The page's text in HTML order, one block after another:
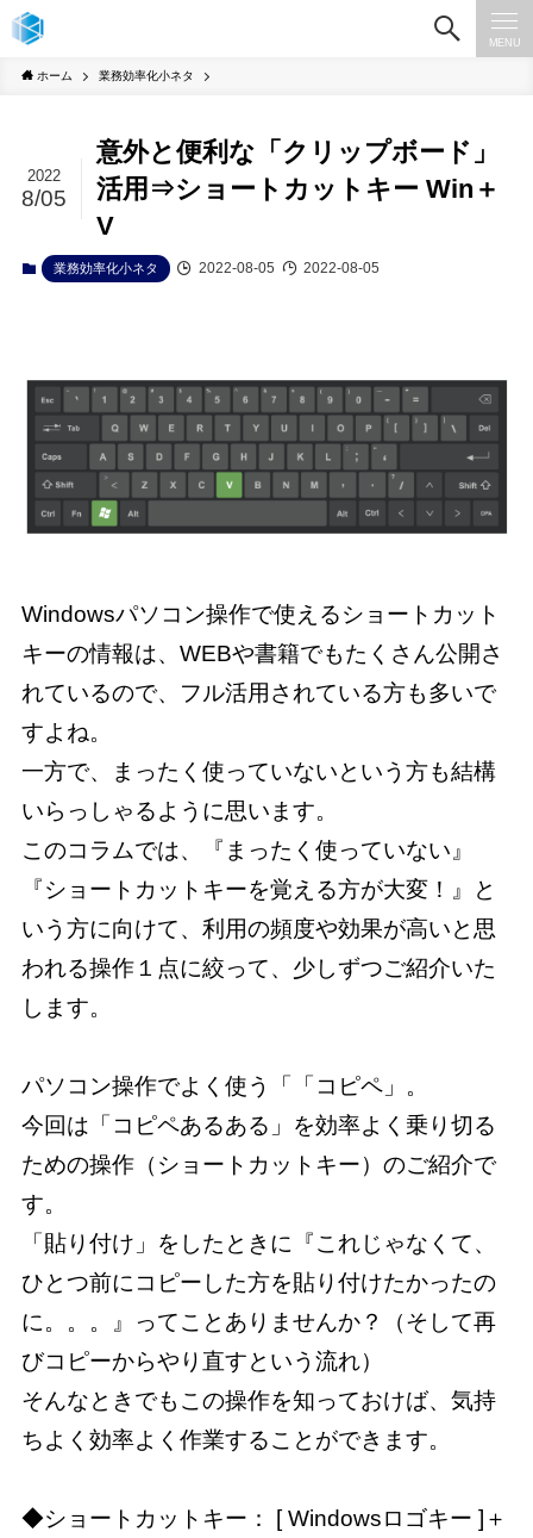
MENU
ホーム 業務効率化小ネタ
意外と便利な「クリップボード」
活用⇒ショートカットキー Win＋
V
2022
8/05
業務効率化小ネタ 2022-08-05 2022-08-05
Windowsパソコン操作で使えるショートカット
キーの情報は、WEBや書籍でもたくさん公開さ
れているので、フル活用されている方も多いで
すよね。
一方で、まったく使っていないという方も結構
いらっしゃるように思います。
このコラムでは、『まったく使っていない』
『ショートカットキーを覚える方が大変！』と
いう方に向けて、利用の頻度や効果が高いと思
われる操作１点に絞って、少しずつご紹介いた
します。
パソコン操作でよく使う「「コピペ」。
今回は「コピペあるある」を効率よく乗り切る
ための操作（ショートカットキー）のご紹介で
す。
「貼り付け」をしたときに『これじゃなくて、
ひとつ前にコピーした方を貼り付けたかったの
に。。。』ってことありませんか？（そして再
びコピーからやり直すという流れ）
そんなときでもこの操作を知っておけば、気持
ちよく効率よく作業することができます。
◆ショートカットキー： [ Windowsロゴキー ]＋